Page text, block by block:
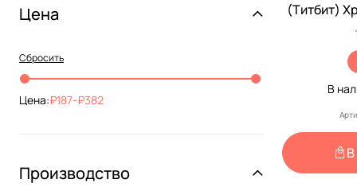
Цена
Сбросить
Цена: 187- 382
Производство
(Титбит)
В